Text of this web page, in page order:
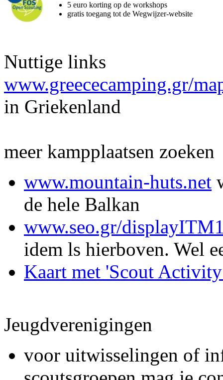
5 euro korting op de workshops
gratis toegang tot de Wegwijzer-website
Nuttige links
www.greececamping.gr/
in Griekenland
meer kampplaatsen zoeken
www.mountain-huts.net
de hele Balkan
www.seo.gr/
idem ls hierboven. Wel
Kaart met 'Scout
Jeugdverenigingen
voor uitwisselingen of